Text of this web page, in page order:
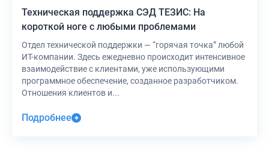
Техническая поддержка СЭД ТЕЗИС: На
короткой ноге с любыми проблемами
Отдел технической поддержки — “горячая точка” любой
ИТ-компании. Здесь ежедневно происходит интенсивное
взаимодействие с клиентами, уже использующими
программное обеспечение, созданное разработчиком.
Отношения клиентов и...
Подробнее